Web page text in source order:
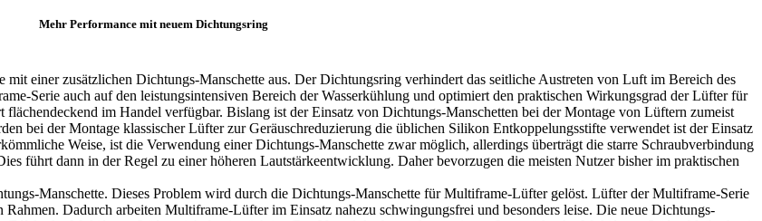
Mehr Performance mit neuem Dichtungsring
einer zusätzlichen Dichtungs-Manschette aus. Der Dichtungsring verhindert das seitliche Austreten von Luft im Bereich des
Serie auch auf den leistungsintensiven Bereich der Wasserkühlung und optimiert den praktischen Wirkungsgrad der Lüfter für
im Handel verfügbar. Bislang ist der Einsatz von Dichtungs-Manschetten bei der Montage von Lüftern zumeist
bei der Montage klassischer Lüfter zur Geräuschreduzierung die üblichen Silikon Entkoppelungsstifte verwendet ist der Einsatz
Weise, ist die Verwendung einer Dichtungs-Manschette zwar möglich, allerdings überträgt die starre Schraubverbindung
führt dann in der Regel zu einer höheren Lautstärkeentwicklung. Daher bevorzugen die meisten Nutzer bisher im praktischen
Manschette. Dieses Problem wird durch die Dichtungs-Manschette für Multiframe-Lüfter gelöst. Lüfter der Multiframe-Serie
Dadurch arbeiten Multiframe-Lüfter im Einsatz nahezu schwingungsfrei und besonders leise. Die neue Dichtungs-